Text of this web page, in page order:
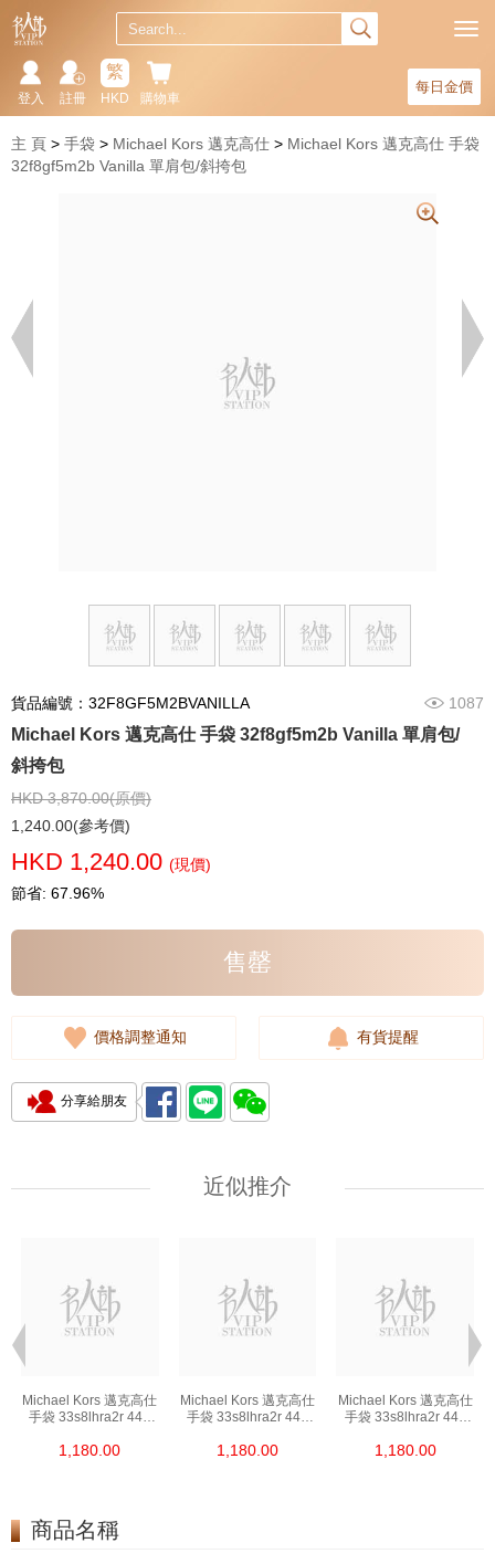
每日金價
購物車
繁
HKD
註冊
登入
主 頁 手袋 Michael Kors 邁克高仕
Michael Kors 邁克高仕 手袋
32f8gf5m2b Vanilla 單肩包/斜挎包
貨品編號：32F8GF5M2BVANILLA 1087
Michael Kors 邁克高仕 手袋 32f8gf5m2b Vanilla 單肩包/
斜挎包
HKD 3,870.00(原價)
1,240.00(參考價)
HKD 1,240.00 (現價)
節省: 67.96%
售罄
價格調整通知 有貨提醒
分享給朋友
近似推介
Michael Kors 邁克高仕
手袋 33s8lhra2r 449
1,180.00
Michael Kors 邁克高仕
手袋 33s8lhra2r 449
1,180.00
Michael Kors 邁克高仕
手袋 33s8lhra2r 449
1,180.00
商品名稱